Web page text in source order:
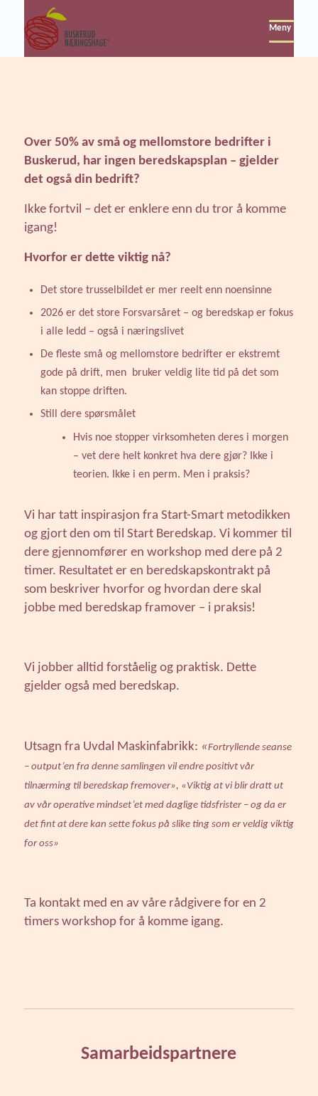
Meny
Over 50% av små og mellomstore bedrifter i
Buskerud, har ingen beredskapsplan – gjelder
det også din bedrift?
Ikke fortvil – det er enklere enn du tror å komme
igang!
Hvorfor er dette viktig nå?
Det store trusselbildet er mer reelt enn noensinne
2026 er det store Forsvarsåret – og beredskap er fokus
i alle ledd – også i næringslivet
De fleste små og mellomstore bedrifter er ekstremt
gode på drift, men bruker veldig lite tid på det som
kan stoppe driften.
Still dere spørsmålet
Hvis noe stopper virksomheten deres i morgen
– vet dere helt konkret hva dere gjør? Ikke i
teorien. Ikke i en perm. Men i praksis?
Vi har tatt inspirasjon fra Start-Smart metodikken
og gjort den om til Start Beredskap. Vi kommer til
dere gjennomfører en workshop med dere på 2
timer. Resultatet er en beredskapskontrakt på
som beskriver hvorfor og hvordan dere skal
jobbe med beredskap framover – i praksis!
Vi jobber alltid forståelig og praktisk. Dette
gjelder også med beredskap.
Utsagn fra Uvdal Maskinfabrikk: «Fortryllende seanse
– output’en fra denne samlingen vil endre positivt vår
tilnærming til beredskap fremover», «Viktig at vi blir dratt ut
av vår operative mindset’et med daglige tidsfrister – og da er
det fint at dere kan sette fokus på slike ting som er veldig viktig
for oss»
Ta kontakt med en av våre rådgiverefor en 2
timers workshop for å komme igang.
Samarbeidspartnere